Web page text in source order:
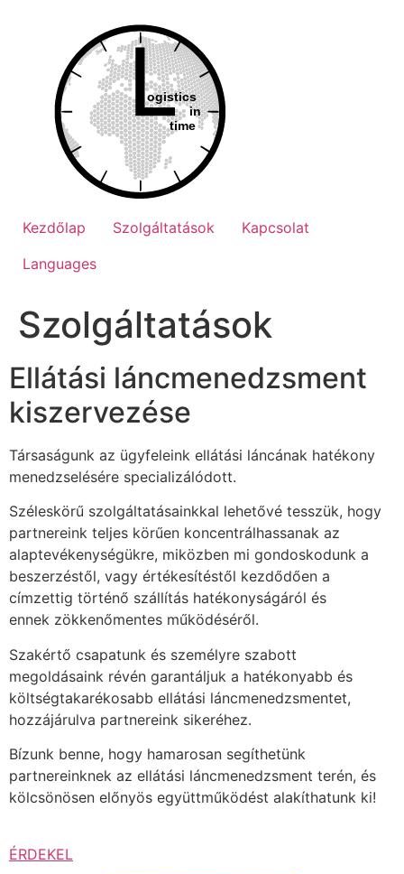
tartalomhoz
Kezdőlap Szolgáltatások
Kapcsolat
Languages
Szolgáltatások
Ellátási láncmenedzsment
kiszervezése
Társaságunk az ügyfeleink ellátási láncának hatékony
menedzselésére specializálódott.
Széleskörű szolgáltatásainkkal lehetővé tesszük, hogy
partnereink teljes körűen koncentrálhassanak az
alaptevékenységükre, miközben mi gondoskodunk a
beszerzéstől, vagy értékesítéstől kezdődően a
címzettig történő szállítás hatékonyságáról és
ennek zökkenőmentes működéséről.
Szakértő csapatunk és személyre szabott
megoldásaink révén garantáljuk a hatékonyabb és
költségtakarékosabb ellátási láncmenedzsmentet,
hozzájárulva partnereink sikeréhez.
Bízunk benne, hogy hamarosan segíthetünk
partnereinknek az ellátási láncmenedzsment terén, és
kölcsönösen előnyös együttműködést alakíthatunk ki!
ÉRDEKEL